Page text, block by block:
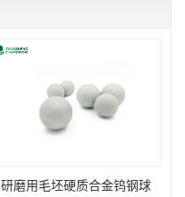
研磨用毛坯硬质合金钨钢球